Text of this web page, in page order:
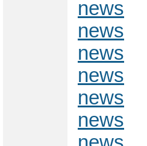
news
news
news
news
news
news